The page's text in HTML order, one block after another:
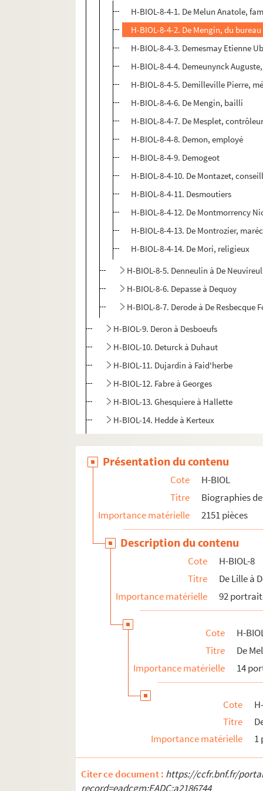
H-BIOL-8-4-1. De Melun Anatole,
H-BIOL-8-4-2. De Mengin, du
H-BIOL-8-4-3. Demesmay Etienne
H-BIOL-8-4-4. Demeunynck
H-BIOL-8-4-5. Demilleville Pierre,
H-BIOL-8-4-6. De Mengin, bailli
H-BIOL-8-4-7. De Mesplet,
H-BIOL-8-4-8. Demon, employé
H-BIOL-8-4-9. Demogeot
H-BIOL-8-4-10. De Montazet,
H-BIOL-8-4-11. Desmoutiers
H-BIOL-8-4-12. De Montmorrency
H-BIOL-8-4-13. De Montrozier,
H-BIOL-8-4-14. De Mori, religieux
H-BIOL-8-5. Denneulin à De Neuvireul
H-BIOL-8-6. Depasse à Dequoy
H-BIOL-8-7. Derode à De Resbecque
H-BIOL-9. Deron à Desboeufs
H-BIOL-10. Deturck à Duhaut
H-BIOL-11. Dujardin à Faid'herbe
H-BIOL-12. Fabre à Georges
H-BIOL-13. Ghesquiere à Hallette
H-BIOL-14. Hedde à Kerteux
H-BIOL-16. Le Fel à Lequenne
H-BIOL-17. Lequeux à Marie Grosse-Tête
H-BIOL-18. Marie Jérôme à Montury
H-BIOL-19. Montgivet à Paris de
H-BIOL-20. Parrayon à Puvrez
H-BIOL-21. Quartelette à Salembier
H-BIOL-22. Sacqueleu à Sylvius
H-BIOL-23. Taviel à Vanderhaegen
H-BIOL-24. Van de Weghe à Zimmerman
Présentation du contenu
Cote
H-BIOL
Titre
Biographies
Importance matérielle
2151 pièces
Description du contenu
Cote
H-BIOL-8
Titre
De Lille à
Importance matérielle
92
Cote
H-
Titre
De
Importance matérielle
14
Cote
Titre
Importance matérielle
1
Citer ce document : https://ccfr.bnf.fr/
record=eadcgm:EADC:a2186744